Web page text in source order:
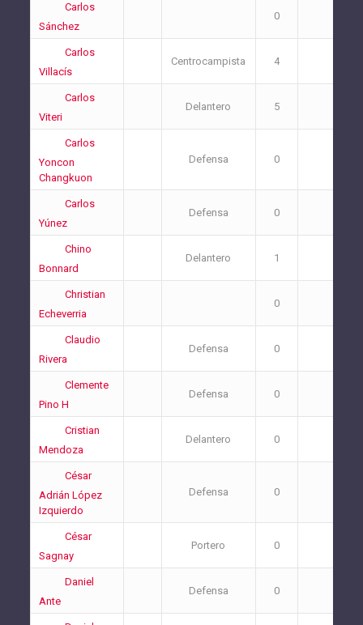
Carlos
Sánchez
0
Carlos
Villacís
Centrocampista 4
Carlos
Viteri
Delantero 5
Carlos
Yoncon
Changkuon
Defensa 0
Carlos
Yúnez
Defensa 0
Chino
Bonnard
Delantero 1
Christian
Echeverria
0
Claudio
Rivera
Defensa 0
Clemente
Pino H
Defensa 0
Cristian
Mendoza
Delantero 0
César
Adrián López
Izquierdo
Defensa 0
César
Sagnay
Portero 0
Daniel
Ante
Defensa 0